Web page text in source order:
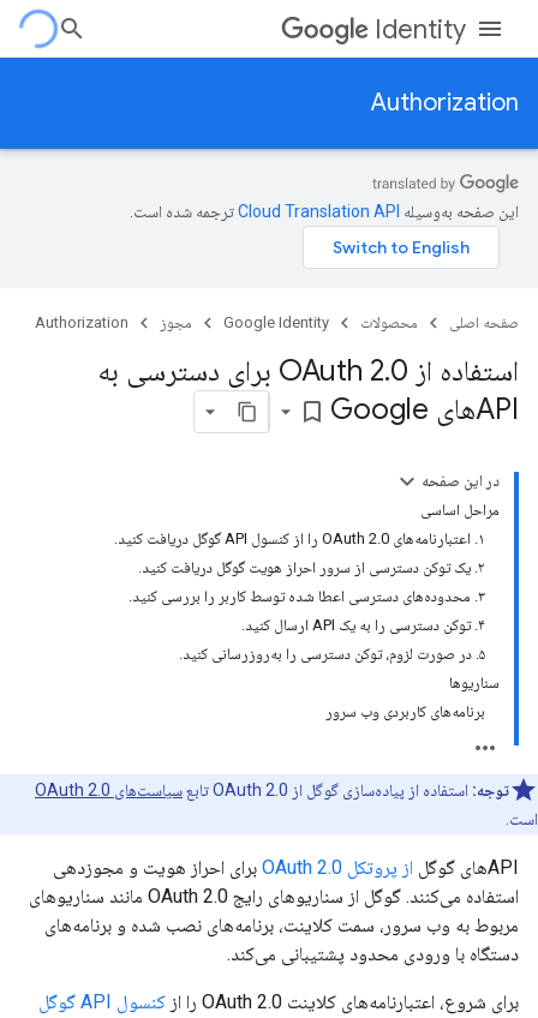
Identity
Authorization
این صفحه به‌وسیله ترجمه شده است.
صفحه اصلی محصولات Google Identity مجوز Authorization
استفاده از OAuth 2 .
0 برای دسترسی به
APIهای Google
bookmark_border
در این صفحه
مراحل اساسی
۱. اعتبارنامه‌های OAuth 2.0 را از کنسول API گوگل دریافت کنید.
۲. یک توکن دسترسی از سرور احراز هویت گوگل دریافت کنید.
۳. محدوده‌های دسترسی اعطا شده توسط کاربر را بررسی کنید.
۴. توکن دسترسی را به یک API ارسال کنید.
۵. در صورت لزوم، توکن دسترسی را به‌روزرسانی کنید.
سناریوها
برنامه‌های کاربردی وب سرور
توجه: استفاده از پیاده‌سازی گوگل از OAuth 2.0 تابع
سیاست‌های OAuth 2.0
است.
APIهای گوگل از پروتکل OAuth 2.0
برای احراز هویت و مجوزدهی
استفاده می‌کنند. گوگل از سناریوهای رایج OAuth 2.0 مانند سناریوهای
مربوط به وب سرور، سمت کلاینت، برنامه‌های نصب شده و برنامه‌های
دستگاه با ورودی محدود پشتیبانی می‌کند.
برای شروع، اعتبارنامه‌های کلاینت OAuth 2.0 را از
کنسول API گوگل